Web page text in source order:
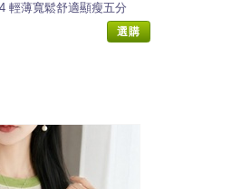
輕薄寬鬆舒適顯瘦五分
選購